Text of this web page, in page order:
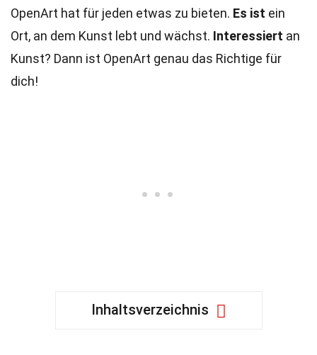
OpenArt hat für jeden etwas zu bieten. Es ist ein
Ort, an dem Kunst lebt und wächst. Interessiert an
Kunst? Dann ist OpenArt genau das Richtige für
dich!
Inhaltsverzeichnis